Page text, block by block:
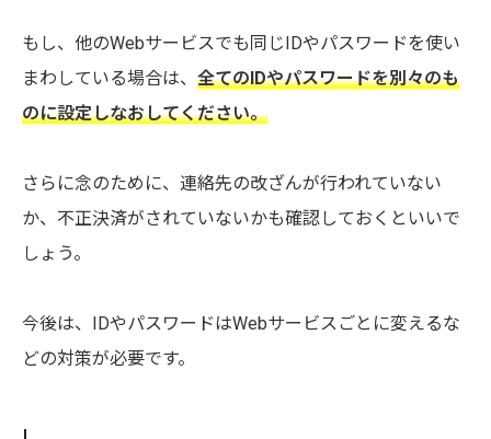
もし、他のWebサービスでも同じIDやパスワードを使い
まわしている場合は、 全てのIDやパスワードを別々のも
のに設定しなおしてください。
さらに念のために、連絡先の改ざんが行われていない
か、不正決済がされていないかも確認しておくといいで
しょう。
今後は、IDやパスワードはWebサービスごとに変えるな
どの対策が必要です。